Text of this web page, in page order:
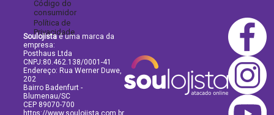
Código do
consumidor
Política de
Privacidade
Soulojistaé uma marca da
empresa:
Posthaus Ltda
CNPJ:80.462.138/0001-41
Endereço: Rua Werner Duwe,
202
Bairro Badenfurt -
Blumenau/SC
CEP 89070-700
https://www.soulojista.com.br